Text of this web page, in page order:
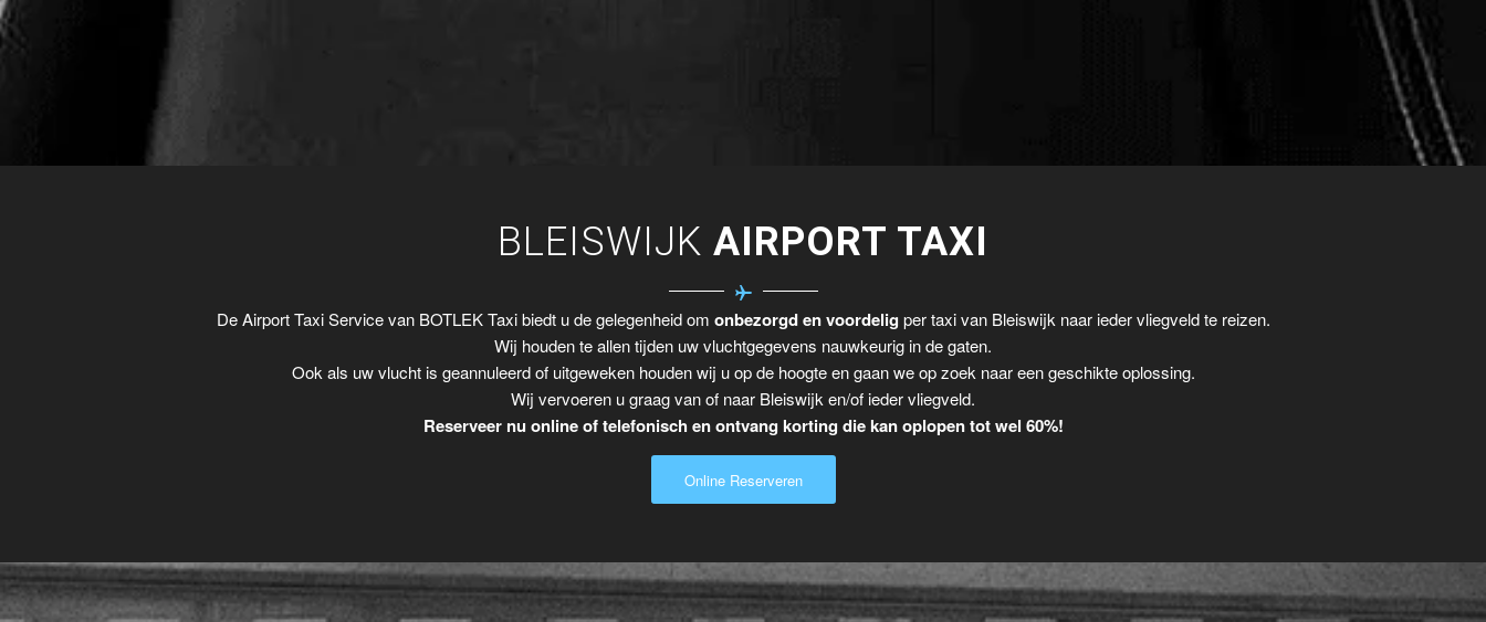
BLEISWIJK AIRPORT TAXI
De Airport Taxi Service van BOTLEK Taxi biedt u de gelegenheid om onbezorgd en voordelig per taxi van Bleiswijk naar ieder vliegveld te reizen.
Wij houden te allen tijden uw vluchtgegevens nauwkeurig in de gaten.
Ook als uw vlucht is geannuleerd of uitgeweken houden wij u op de hoogte en gaan we op zoek naar een geschikte oplossing.
Wij vervoeren u graag van of naar Bleiswijk en/of ieder vliegveld.
Reserveer nu online of telefonisch en ontvang korting die kan oplopen tot wel 60%!
Online Reserveren